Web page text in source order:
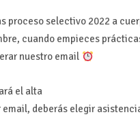
proceso selectivo 2022 a
cuando empieces
nuestro email
el alta
email, deberás elegir